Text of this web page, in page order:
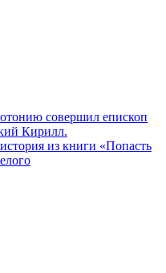
совершил епископ
Кирилл.
из книги «Попасть